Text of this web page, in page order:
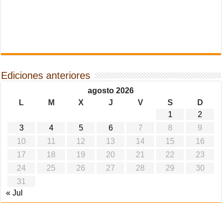
Ediciones anteriores
agosto 2026
L
M X J V S
D
1
2
3
4 5 6 7 8
9
10
11 12 13 14 15
16
17
18 19 20 21 22
23
24
25 26 27 28 29
30
31
« Jul